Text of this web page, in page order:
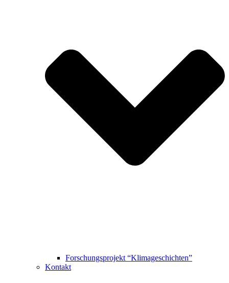
Forschungsprojekt “Klimageschichten”
Kontakt